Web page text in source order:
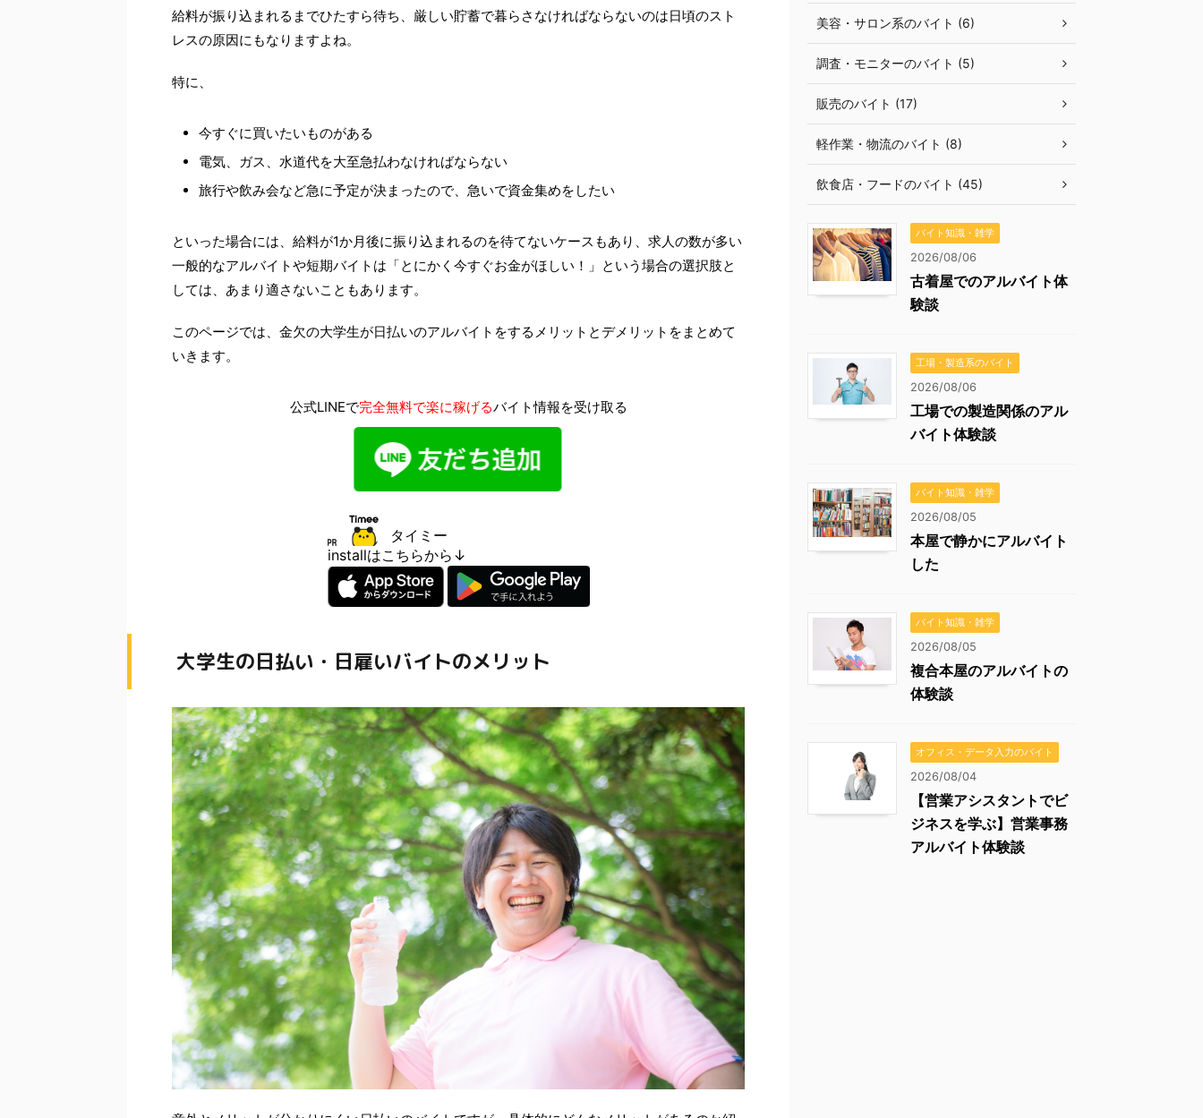
給料が振り込まれるまでひたすら待ち、厳しい貯蓄で暮らさなければならないのは日頃のスト
レスの原因にもなりますよね。
特に、
今すぐに買いたいものがある
電気、ガス、水道代を大至急払わなければならない
旅行や飲み会など急に予定が決まったので、急いで資金集めをしたい
といった場合には、給料が1か月後に振り込まれるのを待てないケースもあり、求人の数が多い
一般的なアルバイトや短期バイトは「とにかく今すぐお金がほしい！」という場合の選択肢と
しては、あまり適さないこともあります。
このページでは、金欠の大学生が日払いのアルバイトをするメリットとデメリットをまとめて
いきます。
公式LINEで完全無料で楽に稼げるバイト情報を受け取る
タイミー
installはこちらから↓
大学生の日払い・日雇いバイトのメリット
美容・サロン系のバイト (6)
調査・モニターのバイト (5)
販売のバイト (17)
軽作業・物流のバイト (8)
飲食店・フードのバイト (45)
バイト知識・雑学
2026/08/06
古着屋でのアルバイト体
験談
工場・製造系のバイト
2026/08/06
工場での製造関係のアル
バイト体験談
バイト知識・雑学
2026/08/05
本屋で静かにアルバイト
した
バイト知識・雑学
2026/08/05
複合本屋のアルバイトの
体験談
オフィス・データ入力のバイト
2026/08/04
【営業アシスタントでビ
ジネスを学ぶ】営業事務
アルバイト体験談